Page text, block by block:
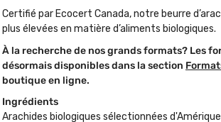
Certifié par Ecocert Canada, notre beurre
plus élevées en matière d’aliments biologiques.
À la recherche de nos grands formats? Les
désormais disponibles dans la section
boutique en ligne.
Ingrédients
Arachides biologiques sélectionnées d'Amérique